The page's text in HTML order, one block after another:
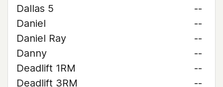
Dallas 5
--
Daniel
--
Daniel Ray
--
Danny
--
Deadlift 1RM
--
Deadlift 3RM
--